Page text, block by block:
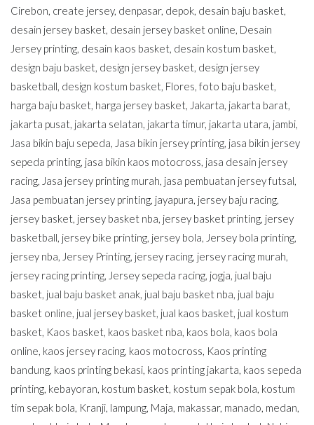
Cirebon, create jersey, denpasar, depok, desain baju basket,
desain jersey basket, desain jersey basket online, Desain
Jersey printing, desain kaos basket, desain kostum basket,
design baju basket, design jersey basket, design jersey
basketball, design kostum basket, Flores, foto baju basket,
harga baju basket, harga jersey basket, Jakarta, jakarta barat,
jakarta pusat, jakarta selatan, jakarta timur, jakarta utara, jambi,
Jasa bikin baju sepeda, Jasa bikin jersey printing, jasa bikin jersey
sepeda printing, jasa bikin kaos motocross, jasa desain jersey
racing, Jasa jersey printing murah, jasa pembuatan jersey futsal,
Jasa pembuatan jersey printing, jayapura, jersey baju racing,
jersey basket, jersey basket nba, jersey basket printing, jersey
basketball, jersey bike printing, jersey bola, Jersey bola printing,
jersey nba, Jersey Printing, jersey racing, jersey racing murah,
jersey racing printing, Jersey sepeda racing, jogja, jual baju
basket, jual baju basket anak, jual baju basket nba, jual baju
basket online, jual jersey basket, jual kaos basket, jual kostum
basket, Kaos basket, kaos basket nba, kaos bola, kaos bola
online, kaos jersey racing, kaos motocross, Kaos printing
bandung, kaos printing bekasi, kaos printing jakarta, kaos sepeda
printing, kebayoran, kostum basket, kostum sepak bola, kostum
tim sepak bola, Kranji, lampung, Maja, makassar, manado, medan,